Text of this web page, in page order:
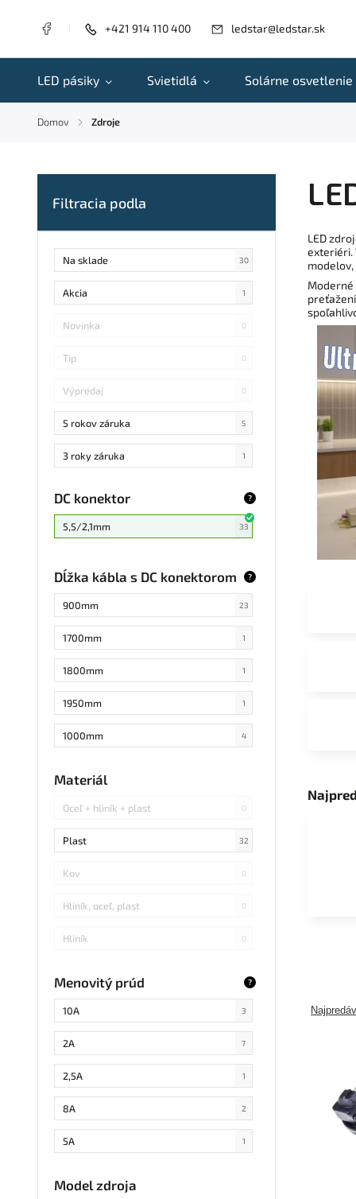
+421 914 110 400 ledstar@ledstar.sk
LED pásiky Svietidlá Solárne osvetlenie
Domov / Zdroje
Na sklade 30
Akcia 1
Novinka 0
Tip 0
Výpredaj 0
5 rokov záruka 5
3 roky záruka 1
DC konektor ?
5,5/2,1mm 33
Dĺžka kábla s DC konektorom ?
900mm 23
1700mm 1
1800mm 1
1950mm 1
1000mm 4
Materiál
Oceľ + hliník + plast 0
Plast 32
Kov 0
Hliník, oceľ, plast 0
Hliník 0
Guma
Menovitý prúd ?
10A 3
2A 7
2,5A 1
8A 2
5A 1
Model zdroja
LED
exteriéri.
Moderné